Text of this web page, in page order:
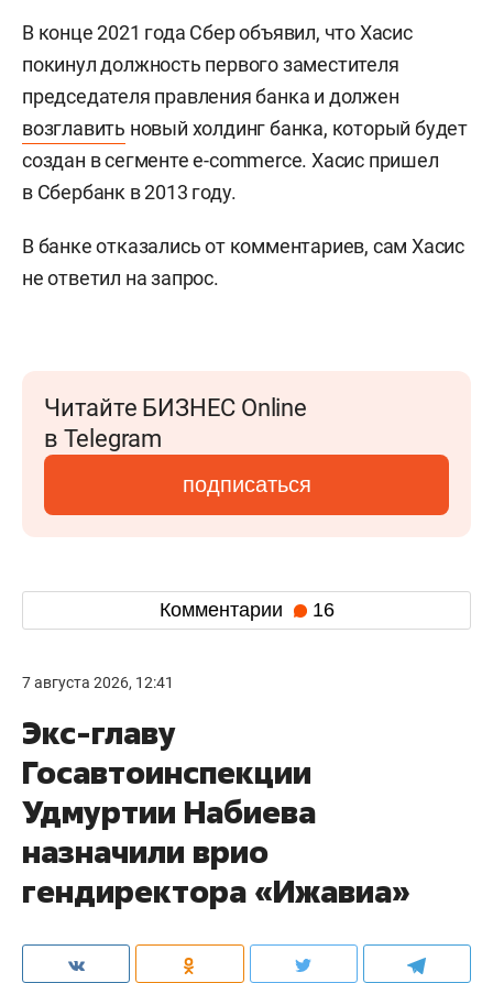
В конце 2021 года Сбер объявил, что Хасис
покинул должность первого заместителя
председателя правления банка и должен
возглавить новый холдинг банка, который будет
создан в сегменте e-commerce. Хасис пришел
в Сбербанк в 2013 году.
В банке отказались от комментариев, сам Хасис
не ответил на запрос.
Читайте БИЗНЕС Online
в Telegram
подписаться
Комментарии 16
7 августа 2026, 12:41
Экс-главу
Госавтоинспекции
Удмуртии Набиева
назначили врио
гендиректора «Ижавиа»